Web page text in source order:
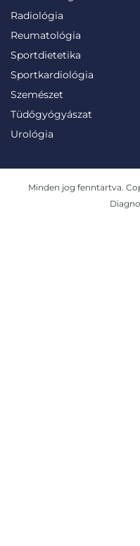
Radiológia
Reumatológia
Sportdietetika
Sportkardiológia
Szemészet
Tüdőgyógyászat
Urológia
Minden jog fenntartva.